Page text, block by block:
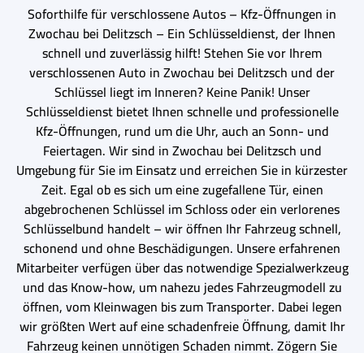
Soforthilfe für verschlossene Autos – Kfz-Öffnungen in
Zwochau bei Delitzsch – Ein Schlüsseldienst, der Ihnen
schnell und zuverlässig hilft! Stehen Sie vor Ihrem
verschlossenen Auto in Zwochau bei Delitzsch und der
Schlüssel liegt im Inneren? Keine Panik! Unser
Schlüsseldienst bietet Ihnen schnelle und professionelle
Kfz-Öffnungen, rund um die Uhr, auch an Sonn- und
Feiertagen. Wir sind in Zwochau bei Delitzsch und
Umgebung für Sie im Einsatz und erreichen Sie in kürzester
Zeit. Egal ob es sich um eine zugefallene Tür, einen
abgebrochenen Schlüssel im Schloss oder ein verlorenes
Schlüsselbund handelt – wir öffnen Ihr Fahrzeug schnell,
schonend und ohne Beschädigungen. Unsere erfahrenen
Mitarbeiter verfügen über das notwendige Spezialwerkzeug
und das Know-how, um nahezu jedes Fahrzeugmodell zu
öffnen, vom Kleinwagen bis zum Transporter. Dabei legen
wir größten Wert auf eine schadenfreie Öffnung, damit Ihr
Fahrzeug keinen unnötigen Schaden nimmt. Zögern Sie